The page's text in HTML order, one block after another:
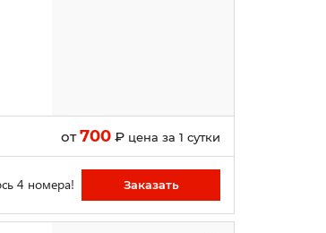
от700₽ цена за 1 сутки
4 номера! Заказать